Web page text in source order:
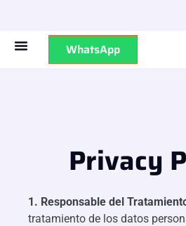
WhatsApp
Privacy
1. Responsable del
tratamiento de los datos